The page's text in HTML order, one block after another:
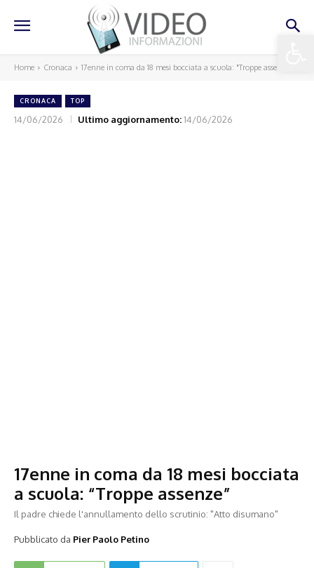
Home Cronaca 17enne in coma da 18 mesi bocciata a scuola: "Troppe assenze"
CRONACA TOP
14/06/2026 Ultimo aggiornamento:14/06/2026
17enne in coma da 18 mesi bocciata
a scuola: “Troppe assenze”
Il padre chiede l'annullamento dello scrutinio: "Atto disumano"
Pubblicato da Pier Paolo Petino